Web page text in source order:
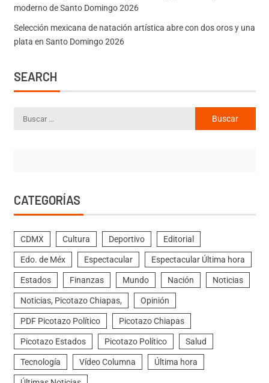
moderno de Santo Domingo 2026
Selección mexicana de natación artística abre con dos oros y una
plata en Santo Domingo 2026
SEARCH
CATEGORÍAS
CDMX Cultura Deportivo Editorial
Edo. de Méx Espectacular Espectacular Última hora
Estados Finanzas Mundo Nación Noticias
Noticias, Picotazo Chiapas, Opinión
PDF Picotazo Político Picotazo Chiapas
Picotazo Estados Picotazo Político Salud
Tecnología Vídeo Columna Última hora